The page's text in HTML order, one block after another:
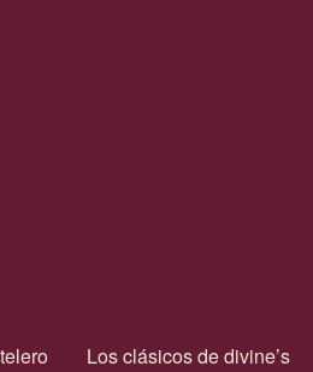
Los clásicos de divine’s